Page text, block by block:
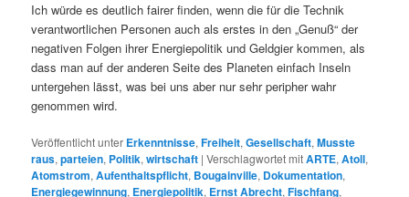
Ich würde es deutlich fairer finden, wenn die für die Technik
verantwortlichen Personen auch als erstes in den „Genuß“ der
negativen Folgen ihrer Energiepolitik und Geldgier kommen, als
dass man auf der anderen Seite des Planeten einfach Inseln
untergehen lässt, was bei uns aber nur sehr peripher wahr
genommen wird.
Veröffentlicht unter Erkenntnisse,Freiheit,Gesellschaft,Musste
raus,parteien, Politik,wirtschaft |Verschlagwortet mitARTE,Atoll,
Atomstrom,Aufenthaltspflicht, Bougainville, Dokumentation,
Energiegewinnung, Energiepolitik, Ernst Abrecht,Fischfang,